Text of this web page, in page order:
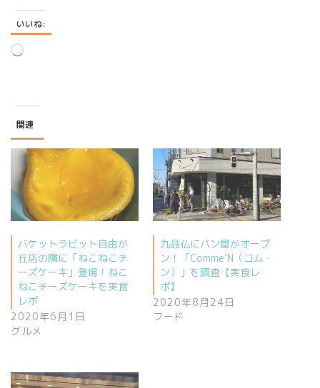
いいね:
読
関連
バケットラビット自由が
丘店の隣に「ねこねこチ
ーズケーキ」登場！ねこ
ねこチーズケーキを実食
レポ
2020年6月1日
グルメ
九品仏にパン屋がオープ
ン！「Comme’N（コム・
ン）」を調査【実食レ
ポ】
2020年8月24日
フード